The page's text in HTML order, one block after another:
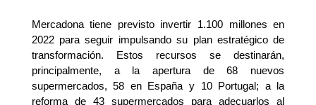
Mercadona tiene previsto invertir 1.100 millones en
2022 para seguir impulsando su plan estratégico de
transformación. Estos recursos se destinarán,
principalmente, a la apertura de 68 nuevos
supermercados, 58 en España y 10 Portugal; a la
reforma de 43 supermercados para adecuarlos al